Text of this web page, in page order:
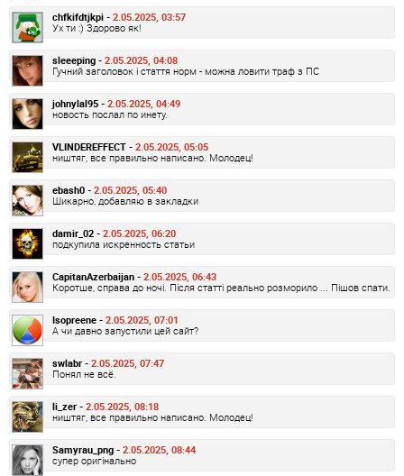
chfkifdtjkpi - 2.05.2025, 03:57
Ух ти :) Здорово як!
sleeeping - 2.05.2025, 04:08
Гучний заголовок і стаття норм - можна ловити траф з ПС
johnylal95 - 2.05.2025, 04:49
новость послал по инету.
VLINDEREFFECT - 2.05.2025, 05:05
ништяг, все правильно написано. Молодец!
ebash0 - 2.05.2025, 05:40
Шикарно, добавляю в закладки
damir_02 - 2.05.2025, 06:20
подкупила искренность статьи
CapitanAzerbaijan - 2.05.2025, 06:43
Коротше, справа до ночі. Після статті реально розморило ... Пішов спати.
Isopreene - 2.05.2025, 07:01
А чи давно запустили цей сайт?
swlabr - 2.05.2025, 07:47
Понял не всё.
li_zer - 2.05.2025, 08:18
ништяг, все правильно написано. Молодец!
Samyrau_png - 2.05.2025, 08:44
супер оригінально